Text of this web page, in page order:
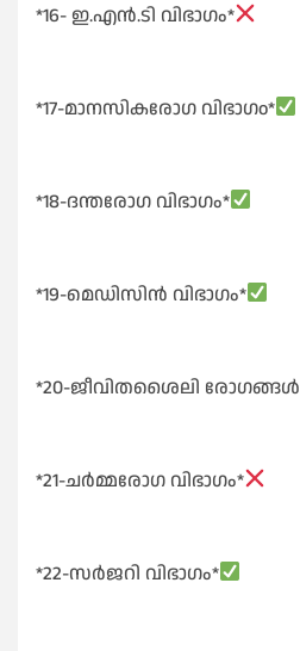
*16- ഇ.എൻ.ടി വിഭാഗം*
*17-മാനസികരോഗ വിഭാഗo*
*18-ദന്തരോഗ വിഭാഗം*
*19-മെഡിസിൻ വിഭാഗം*
*20-ജീവിതശൈലി രോഗങ്ങൾ
*21-ചർമ്മരോഗ വിഭാഗം*
*22-സർജറി വിഭാഗം*